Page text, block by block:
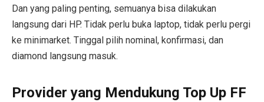
Dan yang paling penting, semuanya bisa dilakukan
langsung dari HP. Tidak perlu buka laptop, tidak perlu pergi
ke minimarket. Tinggal pilih nominal, konfirmasi, dan
diamond langsung masuk.
Provider yang Mendukung Top Up FF